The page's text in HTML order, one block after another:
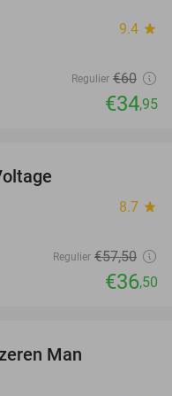
9.4 star
Regulier €60
€34,95
8.7 star
Regulier €57,50
€36,50
Man